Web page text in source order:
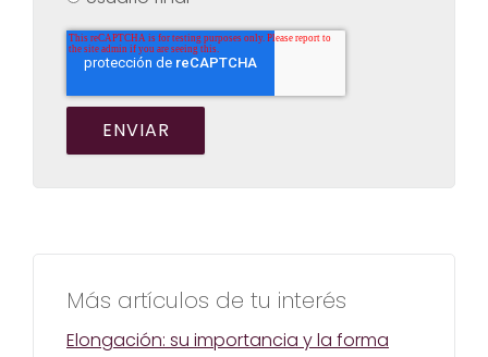
Más artículos de tu interés
Elongación: su importancia y la forma